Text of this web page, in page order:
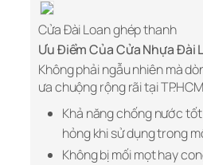
Cửa Đài Loan ghép thanh
Ưu Điểm Của Cửa Nhựa Đài
Không phải ngẫu nhiên mà
ưa chuộng rộng rãi tại
Khả năng chống nước
hỏng khi sử dụng trong
Không bị mối mọt hay